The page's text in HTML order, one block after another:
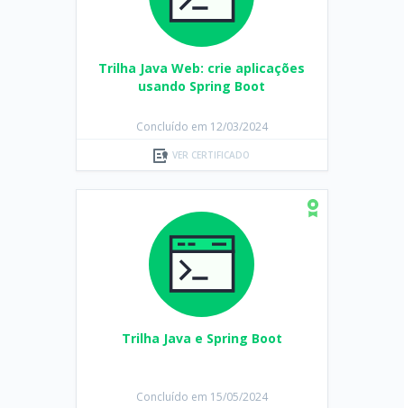
Trilha Java Web: crie aplicações
usando Spring Boot
Concluído em 12/03/2024
VER CERTIFICADO
Trilha Java e Spring Boot
Concluído em 15/05/2024